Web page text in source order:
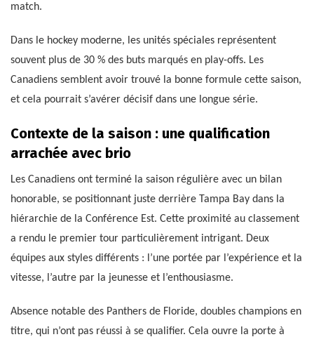
match.
Dans le hockey moderne, les unités spéciales représentent
souvent plus de 30 % des buts marqués en play-offs. Les
Canadiens semblent avoir trouvé la bonne formule cette saison,
et cela pourrait s’avérer décisif dans une longue série.
Contexte de la saison : une qualification
arrachée avec brio
Les Canadiens ont terminé la saison régulière avec un bilan
honorable, se positionnant juste derrière Tampa Bay dans la
hiérarchie de la Conférence Est. Cette proximité au classement
a rendu le premier tour particulièrement intrigant. Deux
équipes aux styles différents : l’une portée par l’expérience et la
vitesse, l’autre par la jeunesse et l’enthousiasme.
Absence notable des Panthers de Floride, doubles champions en
titre, qui n’ont pas réussi à se qualifier. Cela ouvre la porte à